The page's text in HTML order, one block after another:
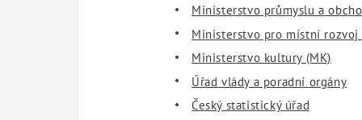
Ministerstvo průmyslu a
Ministerstvo pro místní rozvoj
Ministerstvo kultury (MK)
Úřad vlády a poradní orgány
Český statistický úřad